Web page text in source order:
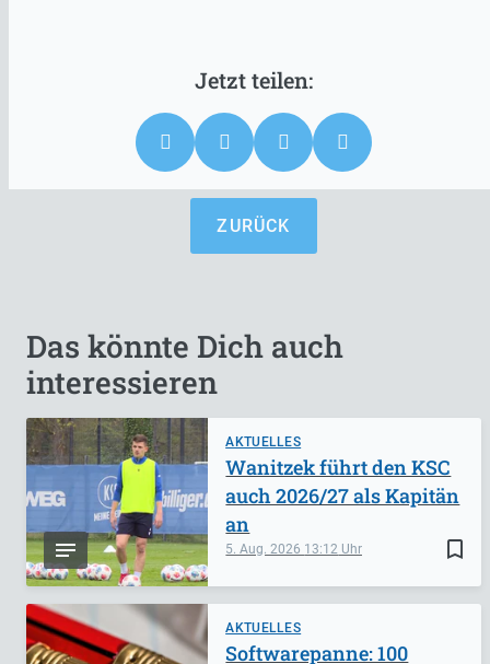
ZURÜCK
Das könnte Dich auch
interessieren
AKTUELLES
bookmark_border
5. Aug. 2026 13:12
Wanitzek führt den KSC
auch 2026/27 als Kapitän
an
AKTUELLES
Softwarepanne: 100